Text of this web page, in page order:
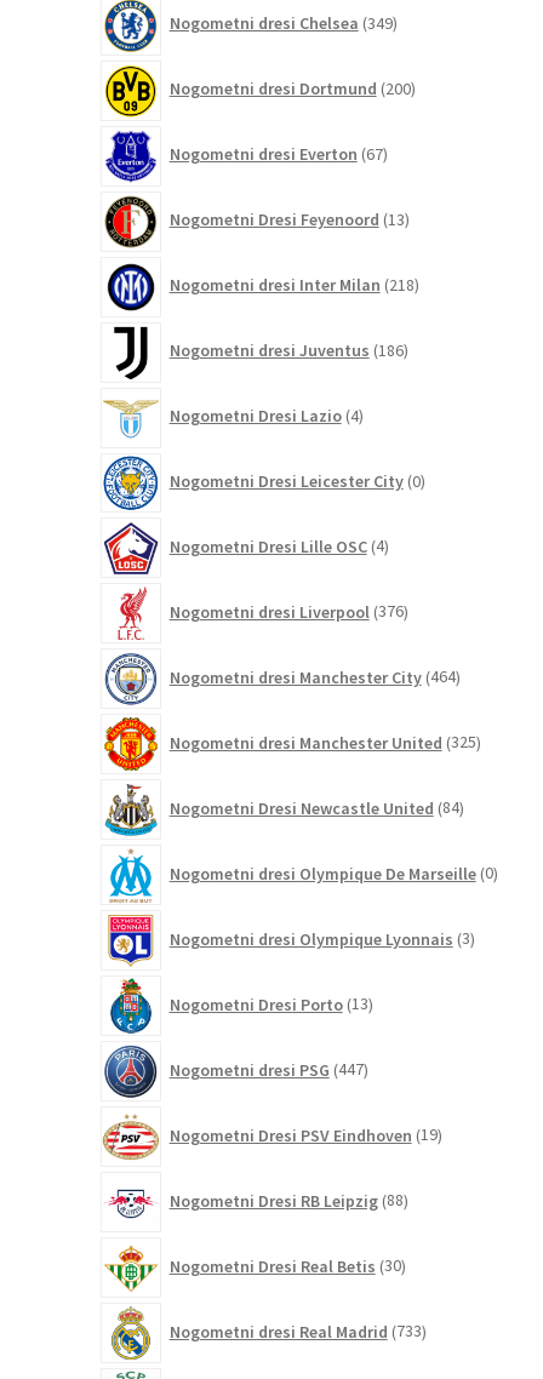
Nogometni dresi Chelsea 349izdelkov
Nogometni dresi Dortmund 200izdelkov
Nogometni dresi Everton 67izdelkov
Nogometni Dresi Feyenoord 13izdelkov
Nogometni dresi Inter Milan 218izdelkov
Nogometni dresi Juventus 186izdelkov
Nogometni Dresi Lazio 4izdelki
Nogometni Dresi Leicester City 0izdelkov
Nogometni Dresi Lille OSC 4izdelki
Nogometni dresi Liverpool 376izdelkov
Nogometni dresi Manchester City 464izdelkov
Nogometni dresi Manchester United 325izdelkov
Nogometni Dresi Newcastle United 84izdelkov
Nogometni dresi Olympique De Marseille 0
Nogometni dresi Olympique Lyonnais 3izdelki
Nogometni Dresi Porto 13izdelkov
Nogometni dresi PSG 447izdelkov
Nogometni Dresi PSV Eindhoven 19izdelkov
Nogometni Dresi RB Leipzig 88izdelkov
Nogometni Dresi Real Betis 30izdelkov
Nogometni dresi Real Madrid 733izdelkov